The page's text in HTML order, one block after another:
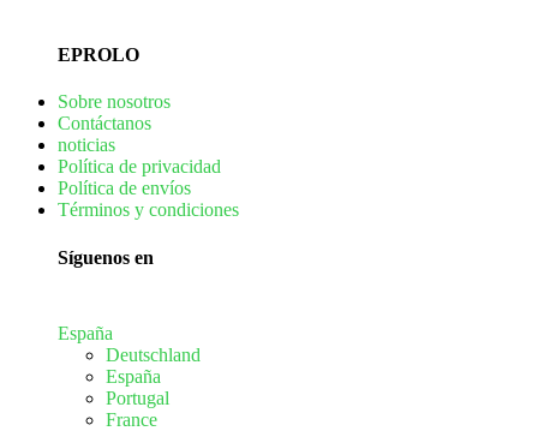
EPROLO
Sobre nosotros
Contáctanos
noticias
Política de privacidad
Política de envíos
Términos y condiciones
Síguenos en
España
Deutschland
España
Portugal
France